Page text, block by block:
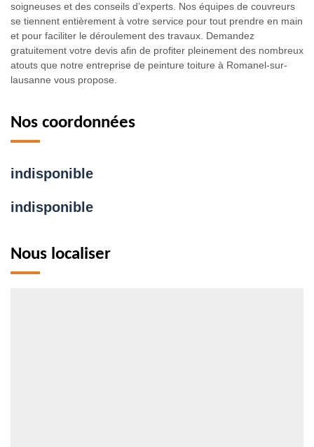
soigneuses et des conseils d’experts. Nos équipes de couvreurs
se tiennent entièrement à votre service pour tout prendre en main
et pour faciliter le déroulement des travaux. Demandez
gratuitement votre devis afin de profiter pleinement des nombreux
atouts que notre entreprise de peinture toiture à Romanel-sur-
lausanne vous propose.
Nos coordonnées
indisponible
indisponible
Nous localiser